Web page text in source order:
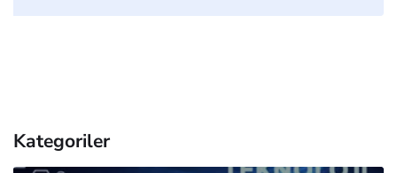
Kategoriler